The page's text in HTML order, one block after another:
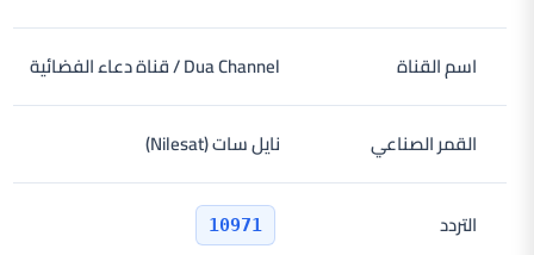
اسم القناة Dua Channel / قناة دعاء الفضائية
القمر الصناعي نايل سات (Nilesat)
التردد 10971